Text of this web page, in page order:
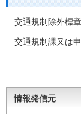
交通規制除外標
交通規制課又は
情報発信元